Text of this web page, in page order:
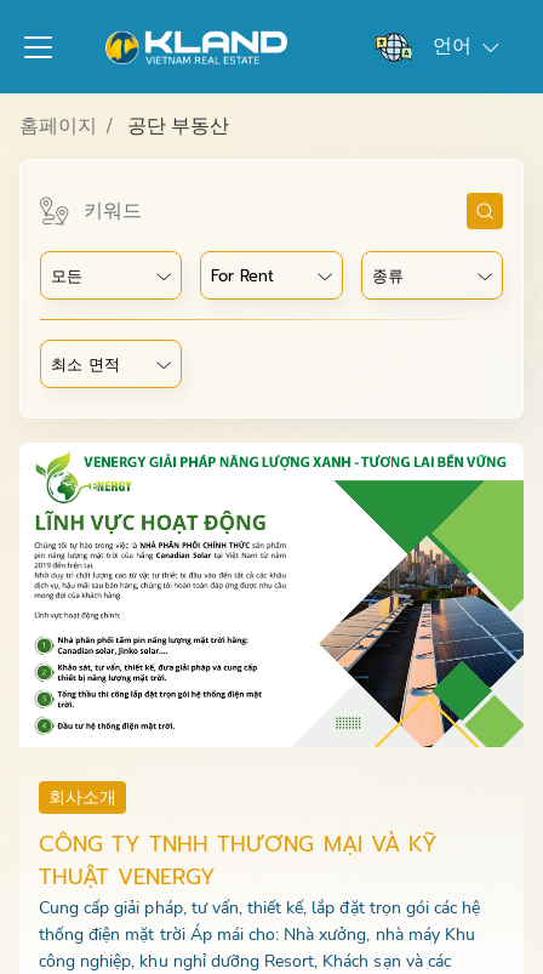
언어
홈페이지 공단 부동산
회사소개
CÔNG TY TNHH THƯƠNG MẠI VÀ KỸ
THUẬT VENERGY
Cung cấp giải pháp, tư vấn, thiết kế, lắp đặt trọn gói các hệ
thống điện mặt trời Áp mái cho: Nhà xưởng, nhà máy Khu
công nghiệp, khu nghỉ dưỡng Resort, Khách sạn và các